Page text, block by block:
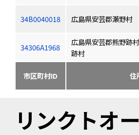
34B0040018 広島県安芸郡瀬野村
34306A1968
広島県安芸郡熊野跡
跡村
市区町村ID 住
リンクトオ